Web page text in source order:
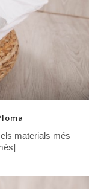
materials més